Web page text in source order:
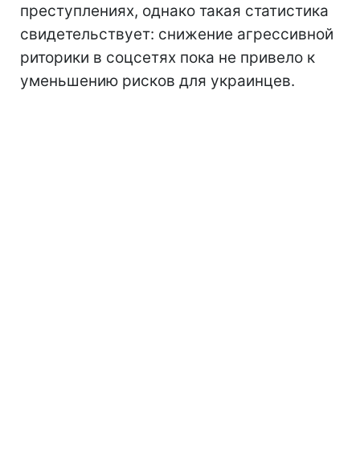
преступлениях, однако такая статистика
свидетельствует: снижение агрессивной
риторики в соцсетях пока не привело к
уменьшению рисков для украинцев.